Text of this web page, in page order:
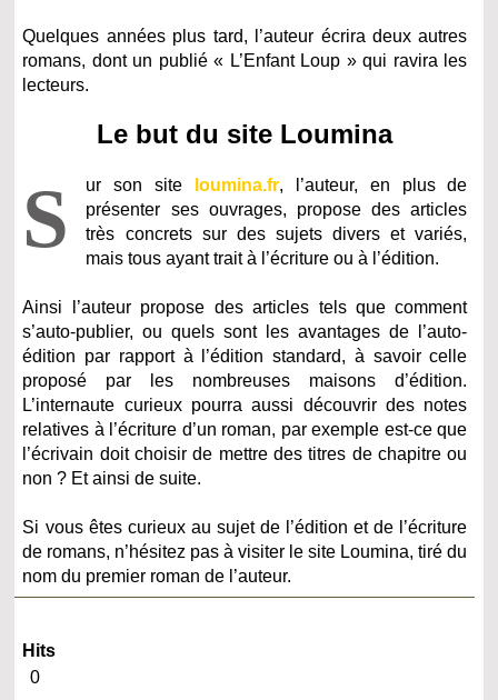
Quelques années plus tard, l’auteur écrira deux autres
romans, dont un publié « L’Enfant Loup » qui ravira les
lecteurs.
Le but du site Loumina
S ur son site loumina.fr, l’auteur, en plus de
présenter ses ouvrages, propose des articles
très concrets sur des sujets divers et variés,
mais tous ayant trait à l’écriture ou à l’édition.
Ainsi l’auteur propose des articles tels que comment
s’auto-publier, ou quels sont les avantages de l’auto-
édition par rapport à l’édition standard, à savoir celle
proposé par les nombreuses maisons d’édition.
L’internaute curieux pourra aussi découvrir des notes
relatives à l’écriture d’un roman, par exemple est-ce que
l’écrivain doit choisir de mettre des titres de chapitre ou
non ? Et ainsi de suite.
Si vous êtes curieux au sujet de l’édition et de l’écriture
de romans, n’hésitez pas à visiter le site Loumina, tiré du
nom du premier roman de l’auteur.
Hits
0